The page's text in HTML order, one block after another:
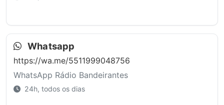
Whatsapp
https://wa.me/5511999048756
WhatsApp Rádio Bandeirantes
24h, todos os dias